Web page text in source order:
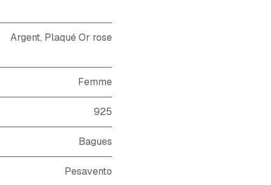
Argent, Plaqué Or rose
Femme
925
Bagues
Pesavento